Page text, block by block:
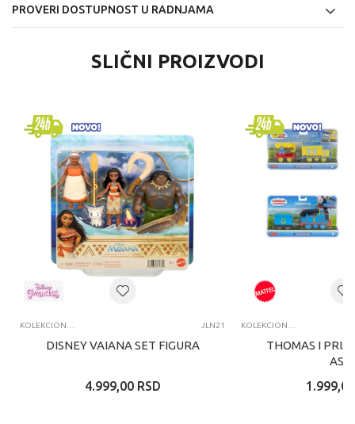
PROVERI DOSTUPNOST U RADNJAMA
SLIČNI PROIZVODI
JLN21
DISNEY VAIANA SET FIGURA
4.999,00 RSD
THOMAS I
1.999,00